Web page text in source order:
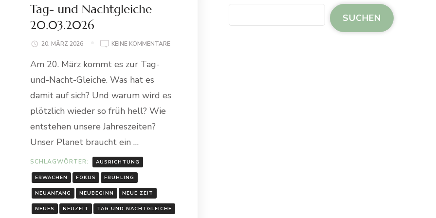
Tag- und Nachtgleiche
20.03.2026
20. MÄRZ 2026 KEINE KOMMENTAREZU
Am 20. März kommt es zur Tag-
und-Nacht-Gleiche. Was hat es
damit auf sich? Und warum wird es
plötzlich wieder so früh hell? Wie
entstehen unsere Jahreszeiten?
Unser Planet braucht ein …
SCHLAGWÖRTER: AUSRICHTUNG
ERWACHEN FOKUS FRÜHLING
NEUANFANG NEUBEGINN NEUE ZEIT
NEUES NEUZEIT TAG UND NACHTGLEICHE
SUCHEN